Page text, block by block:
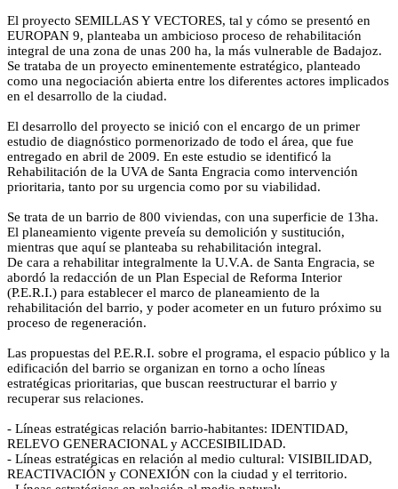
El proyecto SEMILLAS Y VECTORES, tal y cómo se presentó en
EUROPAN 9, planteaba un ambicioso proceso de rehabilitación
integral de una zona de unas 200 ha, la más vulnerable de Badajoz.
Se trataba de un proyecto eminentemente estratégico, planteado
como una negociación abierta entre los diferentes actores implicados
en el desarrollo de la ciudad.
El desarrollo del proyecto se inició con el encargo de un primer
estudio de diagnóstico pormenorizado de todo el área, que fue
entregado en abril de 2009. En este estudio se identificó la
Rehabilitación de la UVA de Santa Engracia como intervención
prioritaria, tanto por su urgencia como por su viabilidad.
Se trata de un barrio de 800 viviendas, con una superficie de 13ha.
El planeamiento vigente preveía su demolición y sustitución,
mientras que aquí se planteaba su rehabilitación integral.
De cara a rehabilitar integralmente la U.V.A. de Santa Engracia, se
abordó la redacción de un Plan Especial de Reforma Interior
(P.E.R.I.) para establecer el marco de planeamiento de la
rehabilitación del barrio, y poder acometer en un futuro próximo su
proceso de regeneración.
Las propuestas del P.E.R.I. sobre el programa, el espacio público y la
edificación del barrio se organizan en torno a ocho líneas
estratégicas prioritarias, que buscan reestructurar el barrio y
recuperar sus relaciones.
- Líneas estratégicas relación barrio-habitantes: IDENTIDAD,
RELEVO GENERACIONAL y ACCESIBILIDAD.
- Líneas estratégicas en relación al medio cultural: VISIBILIDAD,
REACTIVACIÓN y CONEXIÓN con la ciudad y el territorio.